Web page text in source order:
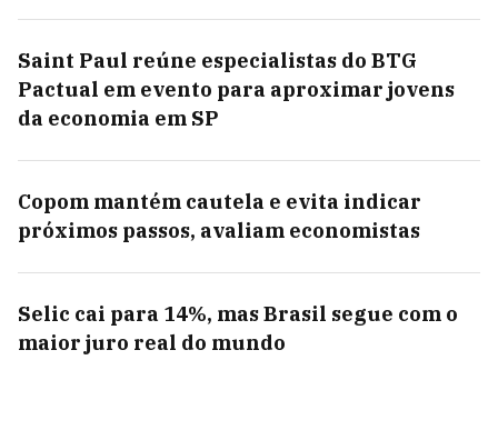
Saint Paul reúne especialistas do BTG
Pactual em evento para aproximar jovens
da economia em SP
Copom mantém cautela e evita indicar
próximos passos, avaliam economistas
Selic cai para 14%, mas Brasil segue com o
maior juro real do mundo